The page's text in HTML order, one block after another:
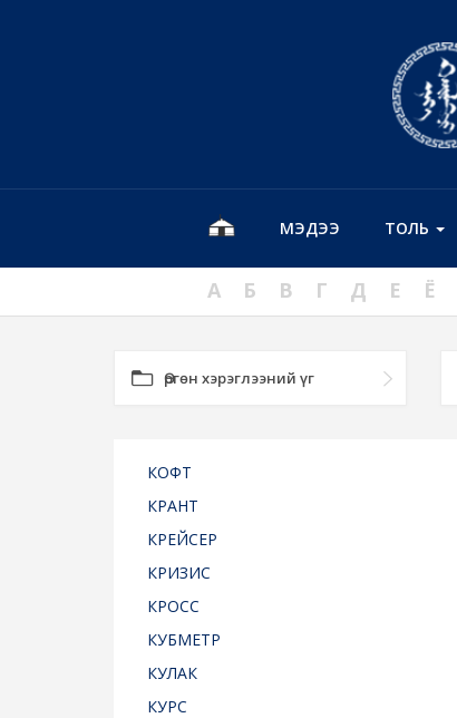
МЭДЭЭ ТОЛЬ
А Б В Г Д Е Ё
Өргөн хэрэглээний үг
КОФТ
КРАНТ
КРЕЙСЕР
КРИЗИС
КРОСС
КУБМЕТР
КУЛАК
КУРС